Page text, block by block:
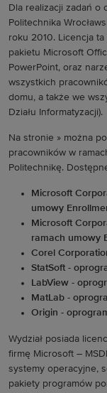
Dla realizacji zadań o
Politechnika
roku 2010. Licencja
pakietu Microsoft
PowerPoint, oraz
wszystkich
domu, a także we
Działu Informatyzacji).
Na stronie » można
pracowników w
Politechnikę.
Microsoft
umowy
Microsoft
ramach umowy
Corel
StatSoft -
LabView -
MatLab -
Origin -
Wydział posiada
firmę Microsoft –
systemy operacyjne,
pakiety programów